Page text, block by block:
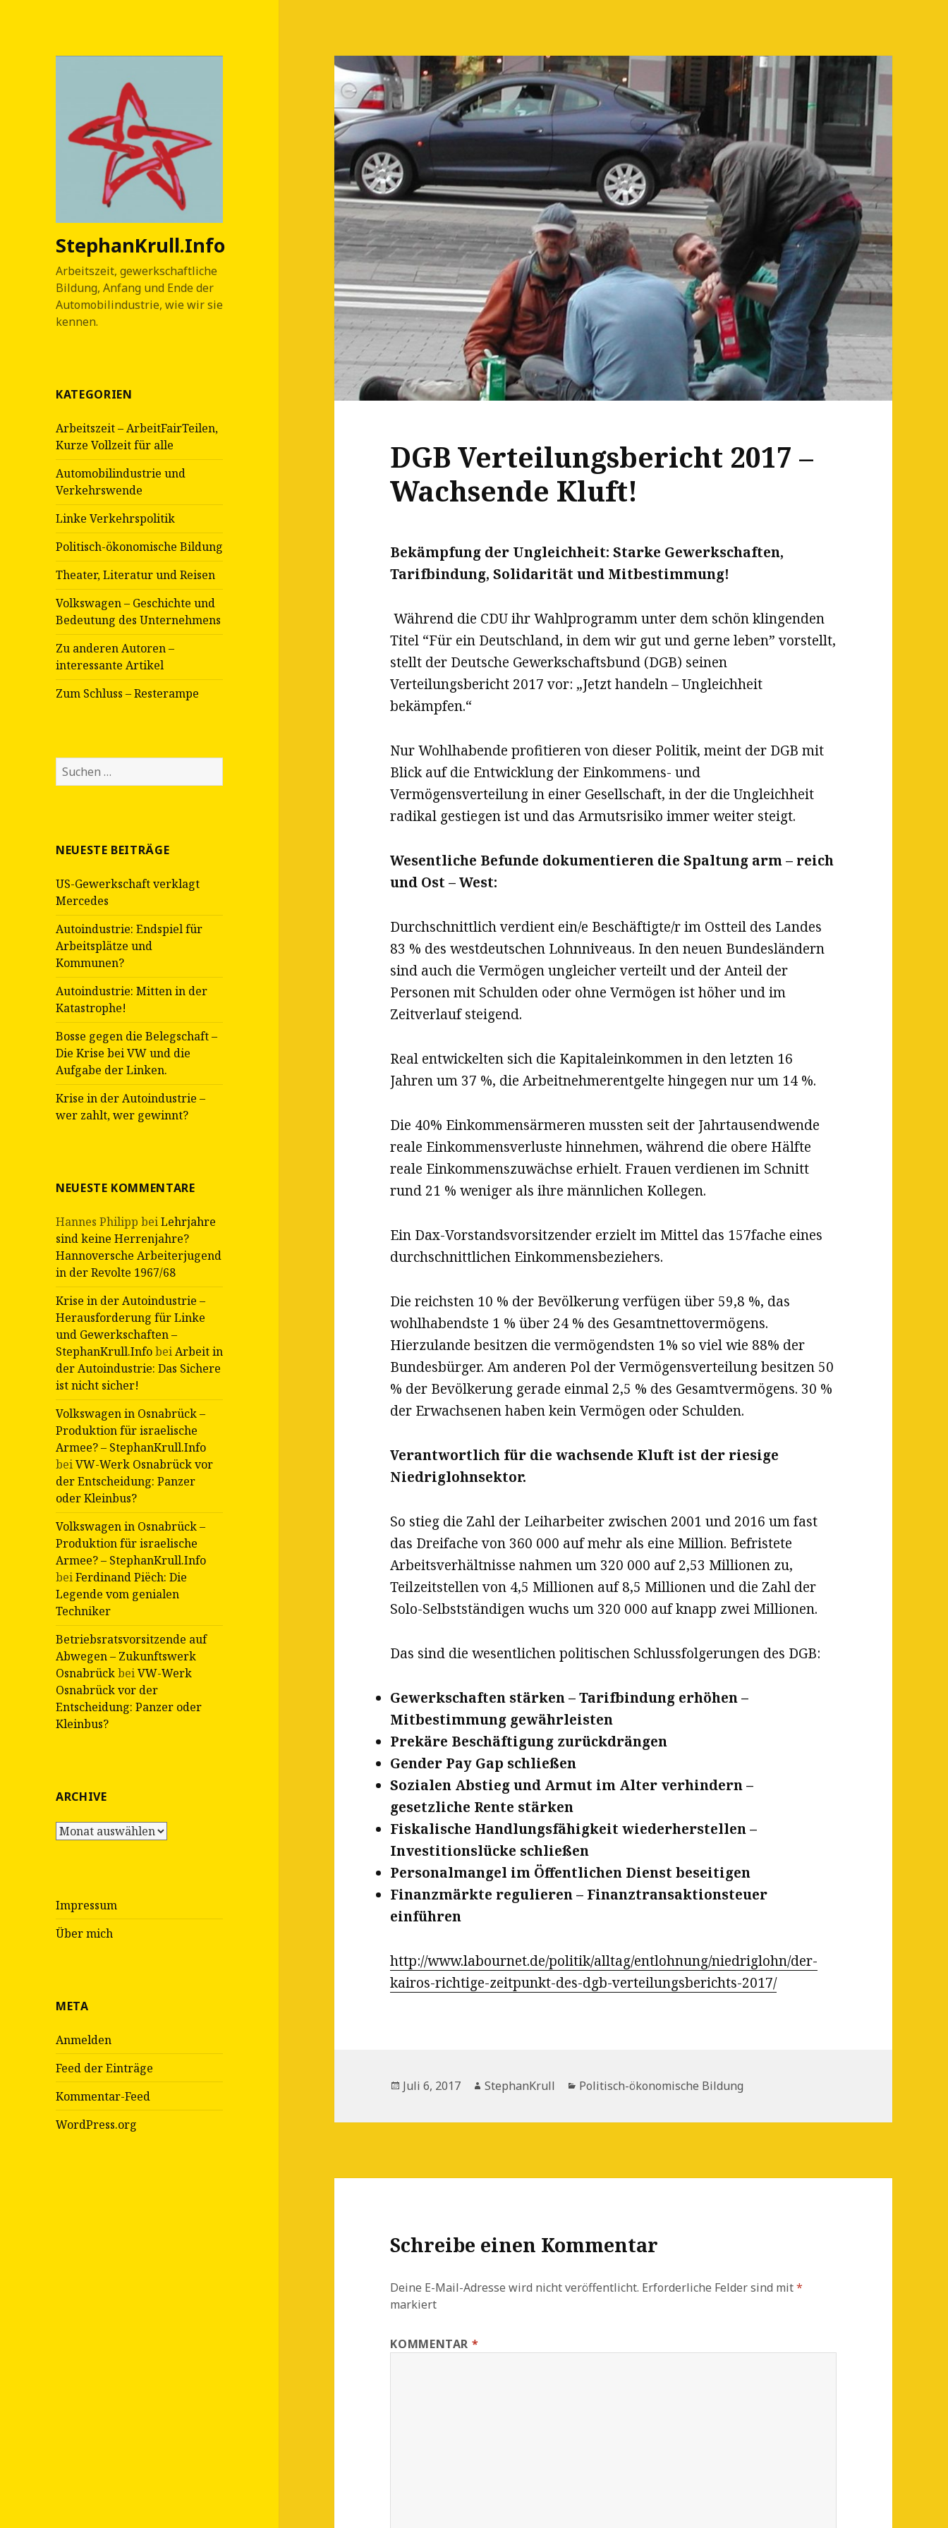
StephanKrull.Info
Arbeitszeit, gewerkschaftliche
Bildung, Anfang und Ende der
Automobilindustrie, wie wir sie
kennen.
KATEGORIEN
Arbeitszeit – ArbeitFairTeilen,
Kurze Vollzeit für alle
Automobilindustrie und
Verkehrswende
Linke Verkehrspolitik
Politisch-ökonomische Bildung
Theater, Literatur und Reisen
Volkswagen – Geschichte und
Bedeutung des Unternehmens
Zu anderen Autoren –
interessante Artikel
Zum Schluss – Resterampe
Suche
nach:
NEUESTE BEITRÄGE
US-Gewerkschaft verklagt
Mercedes
Autoindustrie: Endspiel für
Arbeitsplätze und
Kommunen?
Autoindustrie: Mitten in der
Katastrophe!
Bosse gegen die Belegschaft –
Die Krise bei VW und die
Aufgabe der Linken.
Krise in der Autoindustrie –
wer zahlt, wer gewinnt?
NEUESTE KOMMENTARE
Hannes Philipp beiLehrjahre
sind keine Herrenjahre?
Hannoversche Arbeiterjugend
in der Revolte 1967/68
Krise in der Autoindustrie –
Herausforderung für Linke
und Gewerkschaften –
StephanKrull.InfobeiArbeit in
der Autoindustrie: Das Sichere
ist nicht sicher!
Volkswagen in Osnabrück –
Produktion für israelische
Armee? – StephanKrull.Info
beiVW-Werk Osnabrück vor
der Entscheidung: Panzer
oder Kleinbus?
Volkswagen in Osnabrück –
Produktion für israelische
Armee? – StephanKrull.Info
beiFerdinand Piëch: Die
Legende vom genialen
Techniker
Betriebsratsvorsitzende auf
Abwegen – Zukunftswerk
OsnabrückbeiVW-Werk
Osnabrück vor der
Entscheidung: Panzer oder
Kleinbus?
ARCHIVE
Archive
Impressum
Über mich
META
Anmelden
Feed der Einträge
Kommentar-Feed
WordPress.org
DGB Verteilungsbericht 2017 –
Wachsende Kluft!
Bekämpfung der Ungleichheit: Starke Gewerkschaften,
Tarifbindung, Solidarität und Mitbestimmung!
Während die CDU ihr Wahlprogramm unter dem schön klingenden
Titel “Für ein Deutschland, in dem wir gut und gerne leben” vorstellt,
stellt der Deutsche Gewerkschaftsbund (DGB) seinen
Verteilungsbericht 2017 vor: „Jetzt handeln – Ungleichheit
bekämpfen.“
Nur Wohlhabende profitieren von dieser Politik, meint der DGB mit
Blick auf die Entwicklung der Einkommens- und
Vermögensverteilung in einer Gesellschaft, in der die Ungleichheit
radikal gestiegen ist und das Armutsrisiko immer weiter steigt.
Wesentliche Befunde dokumentieren die Spaltung arm – reich
und Ost – West:
Durchschnittlich verdient ein/e Beschäftigte/r im Ostteil des Landes
83 % des westdeutschen Lohnniveaus. In den neuen Bundesländern
sind auch die Vermögen ungleicher verteilt und der Anteil der
Personen mit Schulden oder ohne Vermögen ist höher und im
Zeitverlauf steigend.
Real entwickelten sich die Kapitaleinkommen in den letzten 16
Jahren um 37 %, die Arbeitnehmerentgelte hingegen nur um 14 %.
Die 40% Einkommensärmeren mussten seit der Jahrtausendwende
reale Einkommensverluste hinnehmen, während die obere Hälfte
reale Einkommenszuwächse erhielt. Frauen verdienen im Schnitt
rund 21 % weniger als ihre männlichen Kollegen.
Ein Dax-Vorstandsvorsitzender erzielt im Mittel das 157fache eines
durchschnittlichen Einkommensbeziehers.
Die reichsten 10 % der Bevölkerung verfügen über 59,8 %, das
wohlhabendste 1 % über 24 % des Gesamtnettovermögens.
Hierzulande besitzen die vermögendsten 1% so viel wie 88% der
Bundesbürger. Am anderen Pol der Vermögensverteilung besitzen 50
% der Bevölkerung gerade einmal 2,5 % des Gesamtvermögens. 30 %
der Erwachsenen haben kein Vermögen oder Schulden.
Verantwortlich für die wachsende Kluft ist der riesige
Niedriglohnsektor.
So stieg die Zahl der Leiharbeiter zwischen 2001 und 2016 um fast
das Dreifache von 360 000 auf mehr als eine Million. Befristete
Arbeitsverhältnisse nahmen um 320 000 auf 2,53 Millionen zu,
Teilzeitstellen von 4,5 Millionen auf 8,5 Millionen und die Zahl der
Solo-Selbstständigen wuchs um 320 000 auf knapp zwei Millionen.
Das sind die wesentlichen politischen Schlussfolgerungen des DGB:
Gewerkschaften stärken – Tarifbindung erhöhen –
Mitbestimmung gewährleisten
Prekäre Beschäftigung zurückdrängen
Gender Pay Gap schließen
Sozialen Abstieg und Armut im Alter verhindern –
gesetzliche Rente stärken
Fiskalische Handlungsfähigkeit wiederherstellen –
Investitionslücke schließen
Personalmangel im Öffentlichen Dienst beseitigen
Finanzmärkte regulieren – Finanztransaktionsteuer
einführen
http://www.labournet.de/politik/alltag/entlohnung/niedriglohn/der-
kairos-richtige-zeitpunkt-des-dgb-verteilungsberichts-2017/
Veröffentlicht
Juli 6, 2017 Autor
StephanKrull Kategorien
Politisch-ökonomische Bildung
Schreibe einen Kommentar
Deine E-Mail-Adresse wird nicht veröffentlicht. Erforderliche Felder sind mit*
markiert
KOMMENTAR *